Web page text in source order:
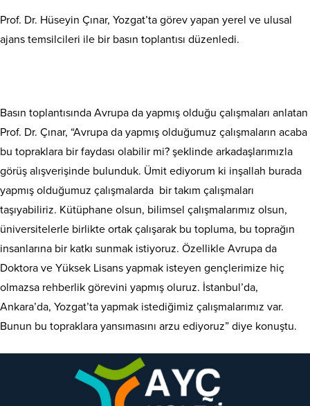
Prof. Dr. Hüseyin Çınar, Yozgat’ta görev yapan yerel ve ulusal
ajans temsilcileri ile bir basın toplantısı düzenledi.
Basın toplantısında Avrupa da yapmış olduğu çalışmaları anlatan
Prof. Dr. Çınar, “Avrupa da yapmış olduğumuz çalışmaların acaba
bu topraklara bir faydası olabilir mi? şeklinde arkadaşlarımızla
görüş alışverişinde bulunduk. Ümit ediyorum ki inşallah burada
yapmış olduğumuz çalışmalarda bir takım çalışmaları
taşıyabiliriz. Kütüphane olsun, bilimsel çalışmalarımız olsun,
üniversitelerle birlikte ortak çalışarak bu topluma, bu toprağın
insanlarına bir katkı sunmak istiyoruz. Özellikle Avrupa da
Doktora ve Yüksek Lisans yapmak isteyen gençlerimize hiç
olmazsa rehberlik görevini yapmış oluruz. İstanbul’da,
Ankara’da, Yozgat’ta yapmak istediğimiz çalışmalarımız var.
Bunun bu topraklara yansımasını arzu ediyoruz” diye konuştu.